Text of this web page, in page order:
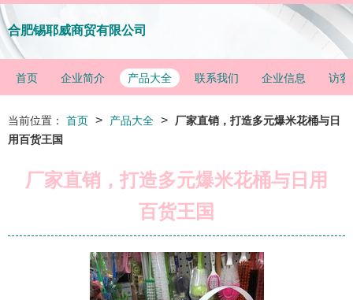
合肥锡耶威商贸有限公司
首页 企业简介 产品大全 联系我们 企业信息 访客
当前位置： 首页 > 产品大全 >
厂家直销，打造多元爆米花桶与日
用百货王国
厂家直销，打造多元爆米花桶与日用
百货王国